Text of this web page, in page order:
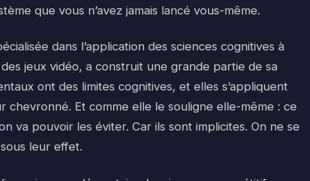
que vous n’avez jamais lancé vous-même.
dans l’application des sciences cognitives à
jeux vidéo, a construit une grande partie de sa
ont des limites cognitives, et elles s’appliquent
chevronné. Et comme elle le souligne elle-même : ce
va pouvoir les éviter. Car ils sont implicites. On ne se
leur effet.